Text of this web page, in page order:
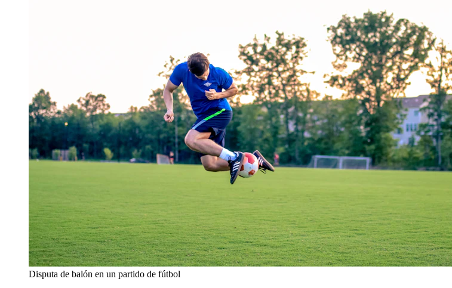
Disputa de balón en un partido de fútbol